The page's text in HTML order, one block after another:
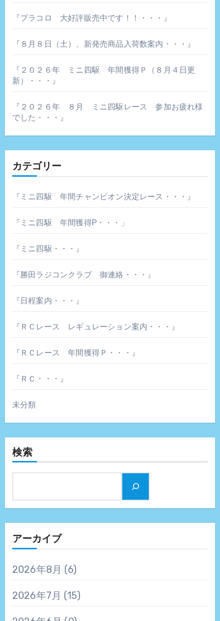
ン
『プラコロ 大好評販売中です！！・・・』
『８月８日（土）、新発売商品入荷数案内・・・』
『２０２６年 ミニ四駆 年間獲得Ｐ（８月４日更
新）・・・』
『２０２６年 ８月 ミニ四駆レース 参加お疲れ様
でした・・・』
カテゴリー
『ミニ四駆 年間チャンピオン決定レース・・・』
『ミニ四駆 年間獲得P・・・」
『ミニ四駆・・・』
『勝田ラジコンクラブ 御連絡・・・』
『日程案内・・・』
『ＲＣレース レギュレーション案内・・・』
『ＲＣレース 年間獲得Ｐ・・・』
『ＲＣ・・・』
未分類
検索
アーカイブ
2026年8月 (6)
2026年7月 (15)